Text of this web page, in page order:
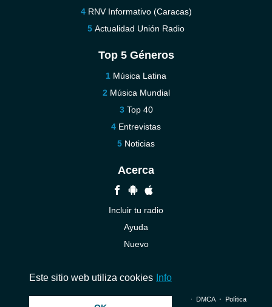
RNV Informativo (Caracas)
Actualidad Unión Radio
Top 5 Géneros
Música Latina
Música Mundial
Top 40
Entrevistas
Noticias
Acerca
Incluir tu radio
Ayuda
Nuevo
© 2026 InstantAudio. Reservados todos los derechos. ・ DMCA・ Política
Este sitio web utiliza cookies Info